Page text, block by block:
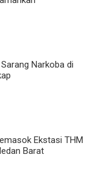
Narkoba di
Ekstasi THM
Barat